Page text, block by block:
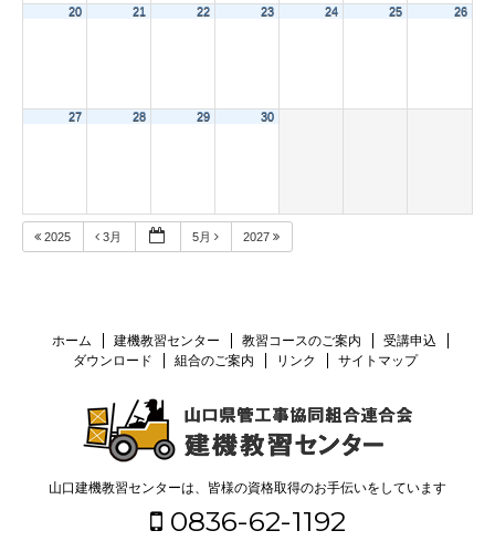
20 21 22 23 24 25 26
27 28 29 30
2025 3月 5月 2027
ホーム 建機教習センター 教習コースのご案内
受講申込
ダウンロード
組合のご案内 リンク サイトマップ
山口建機教習センターは、皆様の資格取得のお手伝いをしています
0836-62-1192